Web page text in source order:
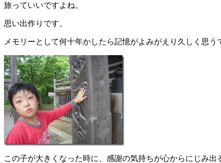
旅っていいですよね。
思い出作りです。
メモリーとして何十年かしたら記憶がよみがえり久しく思う
この子が大きくなった時に、感謝の気持ちが心からにじみ出